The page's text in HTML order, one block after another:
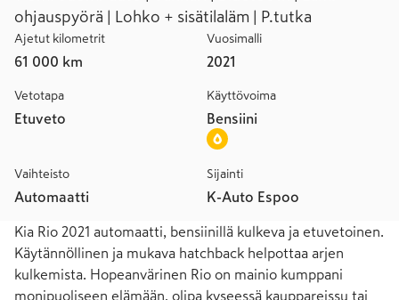
ohjauspyörä | Lohko + sisätilaläm | P.tutka
Ajetut kilometrit
61 000 km
Vuosimalli
2021
Vetotapa
Etuveto
Käyttövoima
Bensiini
Vaihteisto
Automaatti
Sijainti
K-Auto Espoo
Kia Rio 2021 automaatti, bensiinillä kulkeva ja etuvetoinen.
Käytännöllinen ja mukava hatchback helpottaa arjen
kulkemista. Hopeanvärinen Rio on mainio kumppani
monipuoliseen elämään, olipa kyseessä kauppareissu tai